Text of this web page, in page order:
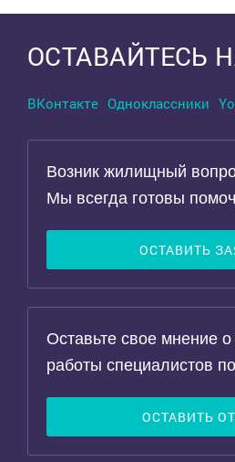
ОСТАВАЙТЕСЬ
ВКонтакте Одноклассники
Возник жилищный
Мы всегда готовы
ОСТАВИТЬ
Оставьте свое мнение о
работы специалистов
ОСТАВИТЬ